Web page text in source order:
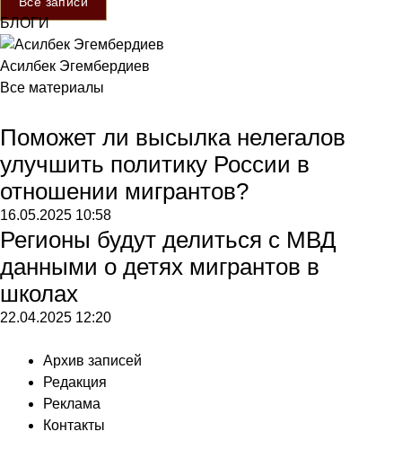
БЛОГИ
Асилбек Эгембердиев
Все материалы
Поможет ли высылка нелегалов
улучшить политику России в
отношении мигрантов?
16.05.2025 10:58
Регионы будут делиться с МВД
данными о детях мигрантов в
школах
22.04.2025 12:20
Архив записей
Редакция
Реклама
Контакты